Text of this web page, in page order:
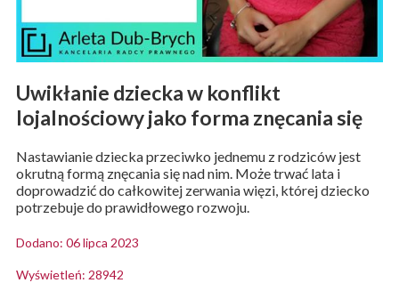
Uwikłanie dziecka w konflikt
lojalnościowy jako forma znęcania się
Nastawianie dziecka przeciwko jednemu z rodziców jest
okrutną formą znęcania się nad nim. Może trwać lata i
doprowadzić do całkowitej zerwania więzi, której dziecko
potrzebuje do prawidłowego rozwoju.
Dodano: 06 lipca 2023
Wyświetleń: 28942